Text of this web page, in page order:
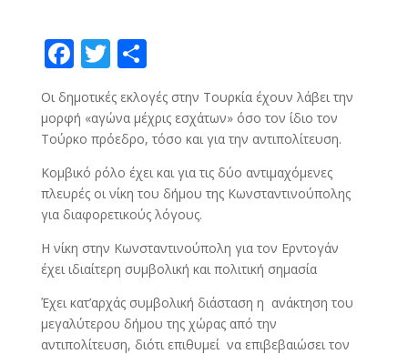
F
e
b
o
o
k
T
w
itt
er
S
h
ar
e
Οι δημοτικές εκλογές στην Τουρκία έχουν λάβει την
μορφή «αγώνα μέχρις εσχάτων» όσο τον ίδιο τον
Τούρκο πρόεδρο, τόσο και για την αντιπολίτευση.
Κομβικό ρόλο έχει και για τις δύο αντιμαχόμενες
πλευρές οι νίκη του δήμου της Κωνσταντινούπολης
για διαφορετικούς λόγους.
Η νίκη στην Κωνσταντινούπολη για τον Ερντογάν
έχει ιδιαίτερη συμβολική και πολιτική σημασία
Έχει κατ’αρχάς συμβολική διάσταση η ανάκτηση του
μεγαλύτερου δήμου της χώρας από την
αντιπολίτευση, διότι επιθυμεί να επιβεβαιώσει τον